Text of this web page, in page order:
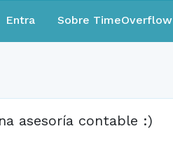
Entra Sobre TimeOverflow
asesoría contable :)